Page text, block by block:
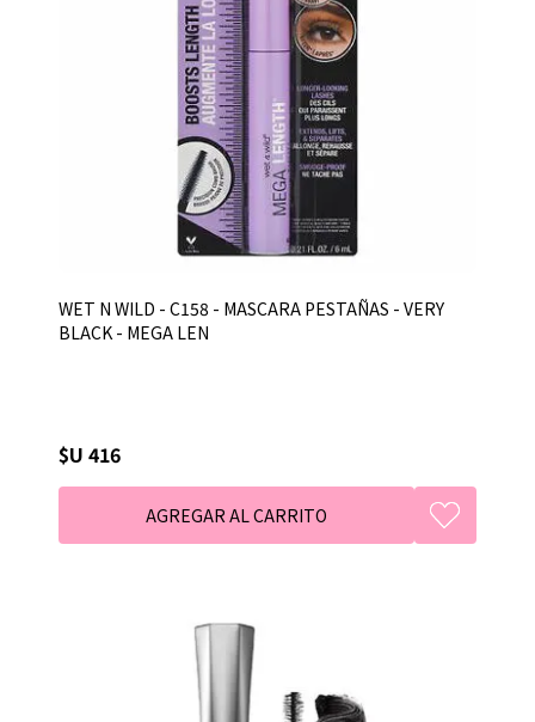
WET N WILD - C158 - MASCARA PESTAÑAS - VERY
BLACK - MEGA LEN
$U 416